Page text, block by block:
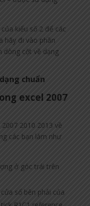
kiểu số 2 để các
hãy đi vào phần
dòng cột về dạng
chuẩn
excel 2007
2010 2013 về
các bạn làm như
ở góc trái trên
sổ bên phải của